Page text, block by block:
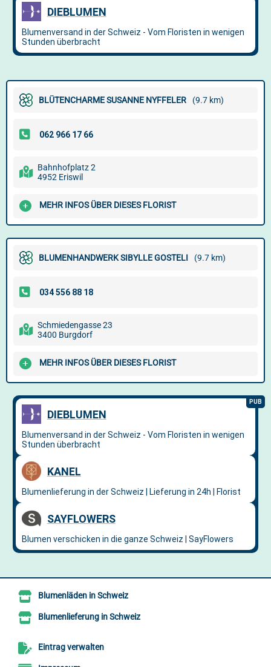
BLÜTENCHARME SUSANNE NYFFELER (9.7 km)
Bahnhofplatz 2
4952 Eriswil
MEHR INFOS ÜBER DIESES FLORIST
BLUMENHANDWERK SIBYLLE GOSTELI (9.7 km)
Schmiedengasse 23
3400 Burgdorf
MEHR INFOS ÜBER DIESES FLORIST
Blumenläden in Schweiz
Blumenlieferung in Schweiz
Eintrag verwalten